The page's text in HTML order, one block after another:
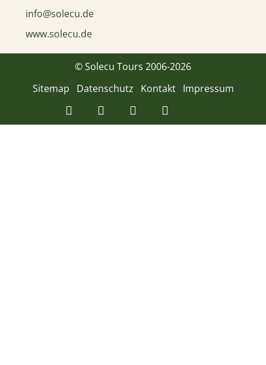
info@solecu.de
www.solecu.de
© Solecu Tours 2006-2026
Sitemap
Datenschutz Kontakt Impressum